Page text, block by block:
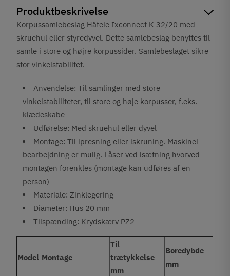
Produktbeskrivelse
Korpussamlebeslag Häfele Ixconnect K 32/20 med
skruehul eller styredyvel. Dette samlebeslag benyttes til
samle i store og højre korpussider. Samlebeslaget sikre
stor vinkelstabilitet.
Anvendelse: Til samlinger med store
vinkelstabiliteter, til store og høje korpusser, f.eks.
klædeskabe
Udførelse: Med skruehul eller dyvel
Montage: Til ipresning eller iskruning. Maskinel
bearbejdning er mulig. Låser ved isætning hvorved
montagen forenkles (montage kan udføres af en
person)
Materiale: Zinklegering
Diameter: Hus 20 mm
Tilspænding: Krydskærv PZ2
Model Montage
Til
trætykkelse
mm
Boredybde
mm